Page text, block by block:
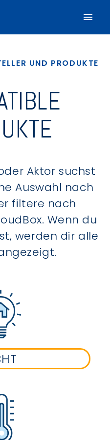
UND PRODUKTE
Aktor suchst
Auswahl nach
filtere nach
Wenn du
werden dir alle